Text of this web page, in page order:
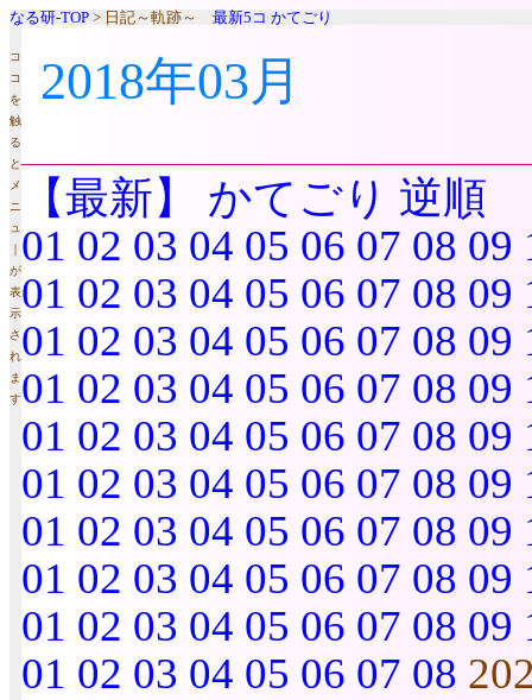
なる研-TOP > 日記～軌跡～ 最新5コ かてごり
コ
コ
を
触
る
と
メ
ニ
ュ
｜
が
表
示
さ
れ
ま
す
2018年03月
【最新】 かてごり 逆順
01 02 03 04 05 06 07 08 09
01 02 03 04 05 06 07 08 09
01 02 03 04 05 06 07 08 09
01 02 03 04 05 06 07 08 09
01 02 03 04 05 06 07 08 09
01 02 03 04 05 06 07 08 09
01 02 03 04 05 06 07 08 09
01 02 03 04 05 06 07 08 09
01 02 03 04 05 06 07 08 09
01 02 03 04 05 06 07 08